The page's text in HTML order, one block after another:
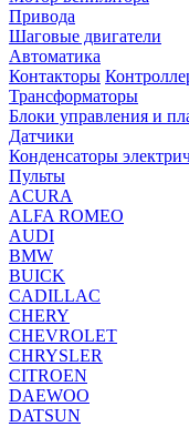
Привода
Шаговые двигатели
Автоматика
Контакторы
Трансформаторы
Блоки управления и
Датчики
Конденсаторы
Пульты
ACURA
ALFA ROMEO
AUDI
BMW
BUICK
CADILLAC
CHERY
CHEVROLET
CHRYSLER
CITROEN
DAEWOO
DATSUN